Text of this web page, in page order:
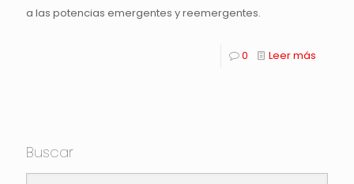
a las potencias emergentes y reemergentes.
0 Leer más
Buscar